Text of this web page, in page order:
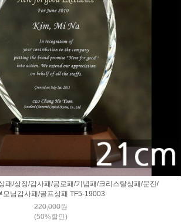
패/상장/감사패/공로패/기념패/크리스탈상패/문진/
모님감사패/골프상패 TF5-19003
220,000원
(50%할인)